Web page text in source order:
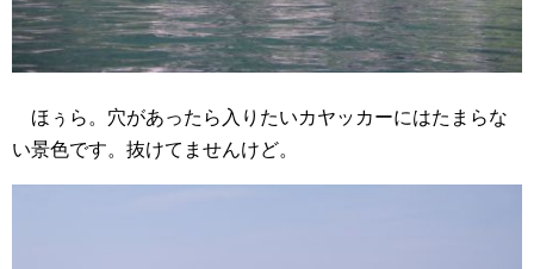
ほぅら。穴があったら入りたいカヤッカーにはたまらな
い景色です。抜けてませんけど。